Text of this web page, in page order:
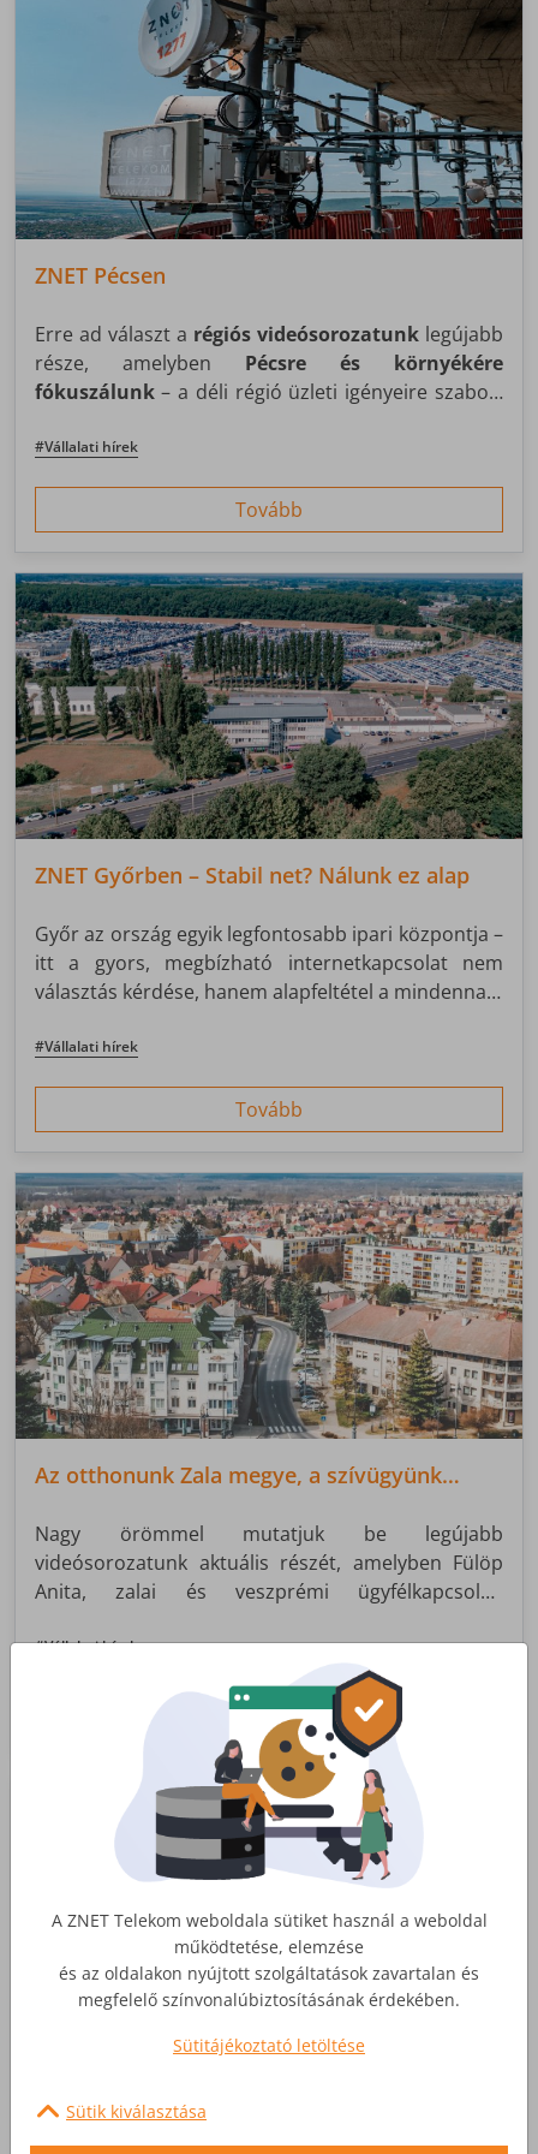
ZNET Pécsen
Erre ad választ a régiós videósorozatunk legújabb
része, amelyben Pécsre és környékére
fókuszálunk – a déli régió üzleti igényeire szabott
#Vállalati hírek
Tovább
ZNET Győrben – Stabil net? Nálunk ez alap
Győr az ország egyik legfontosabb ipari központja –
itt a gyors, megbízható internetkapcsolat nem
választás kérdése, hanem alapfeltétel a mindennapi
ZNET hálózatában: nemcsak régiós központként,
fontos pillére a rendszerünknek.
#Vállalati hírek
Tovább
Az otthonunk Zala megye, a szívügyünk
Nagy örömmel mutatjuk be legújabb
videósorozatunk aktuális részét, amelyben Fülöp
Anita, zalai és veszprémi ügyfélkapcsolati
jelenünkről és arról, hogy miért olyan fontos
#Vállalati hírek
Tovább
A ZNET Telekom weboldala sütiket használ a weboldal
működtetése, elemzése
és az oldalakon nyújtott szolgáltatások zavartalan és
megfelelő színvonalúbiztosításának érdekében.
Sütitájékoztató letöltése
Sütik kiválasztása